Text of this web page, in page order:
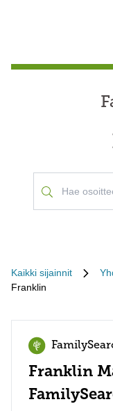
Kaikki sijainnit
Franklin
Franklin